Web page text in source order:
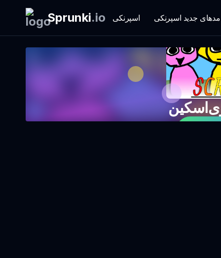
Sprunki.io اسپرنکی مدهای جدید اسپرنکی